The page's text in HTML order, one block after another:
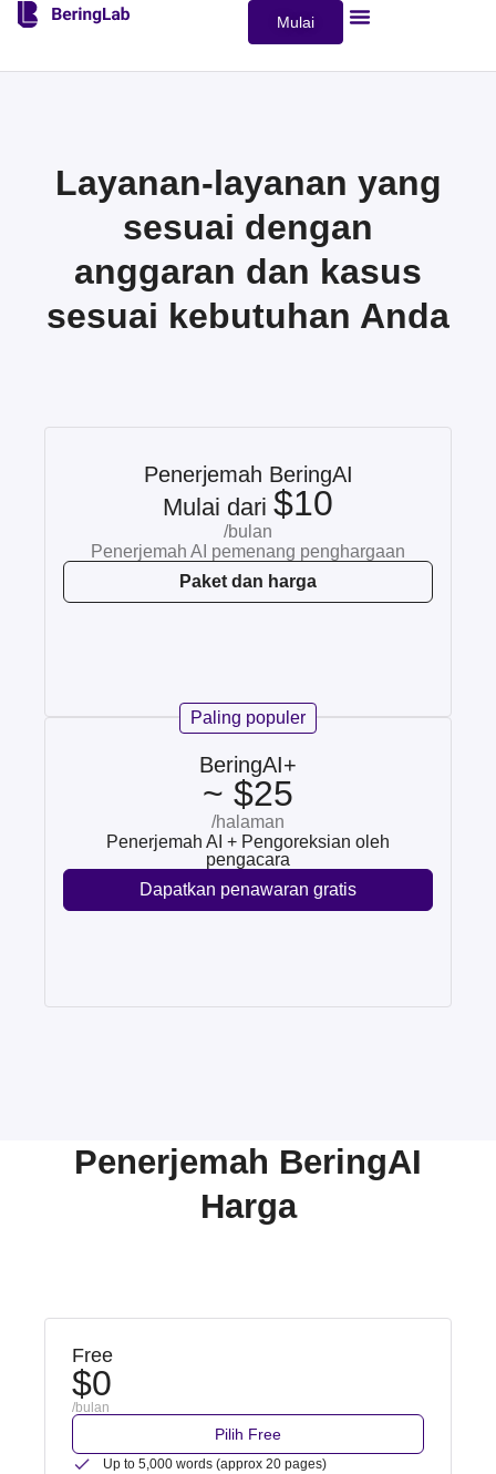
Mulai
Layanan-layanan yang
sesuai dengan
anggaran dan kasus
sesuai kebutuhan Anda
Penerjemah BeringAI
Mulai dari $10
/bulan
Penerjemah AI pemenang penghargaan
Paket dan harga
BeringAI+
~ $25
/halaman
Paling populer
Penerjemah AI + Pengoreksian oleh
pengacara
Dapatkan penawaran gratis
Penerjemah BeringAI
Harga
Free
$0
/bulan
Pilih Free
Up to 5,000 words (approx 20 pages)